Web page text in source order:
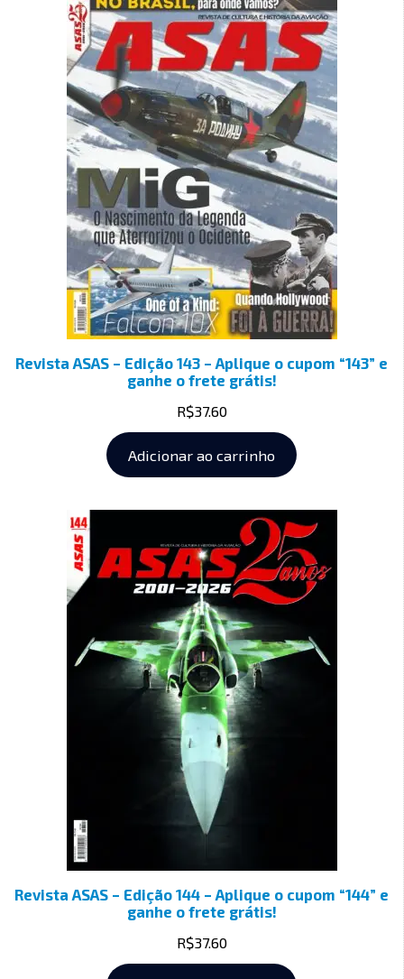
Revista ASAS – Edição 143 – Aplique o cupom “143” e
ganhe o frete grátis!
R$37.60
Adicionar ao carrinho
Revista ASAS – Edição 144 – Aplique o cupom “144” e
ganhe o frete grátis!
R$37.60